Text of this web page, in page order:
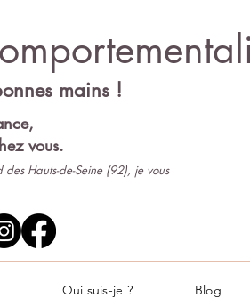
mains !
Qui suis-je ? Blog
Hauts-de-Seine (92), je vous
vous.